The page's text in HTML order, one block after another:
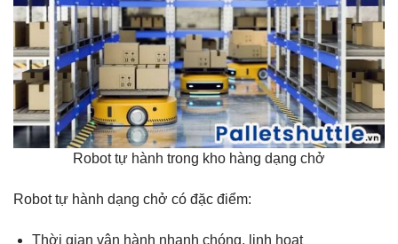
Robot tự hành trong kho hàng dạng chở
Robot tự hành dạng chở có đặc điểm:
Thời gian vận hành nhanh chóng, linh hoạt